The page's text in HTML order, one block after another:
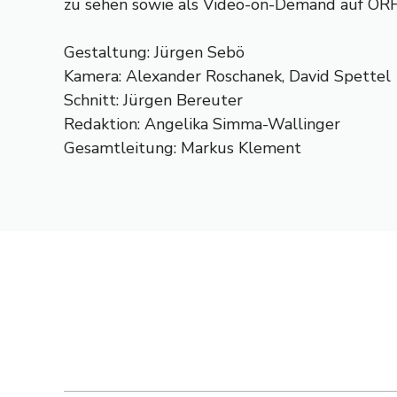
zu sehen sowie als Video-on-Demand auf
Gestaltung: Jürgen Sebö
Kamera: Alexander Roschanek, David Spettel
Schnitt: Jürgen Bereuter
Redaktion: Angelika Simma-Wallinger
Gesamtleitung: Markus Klement